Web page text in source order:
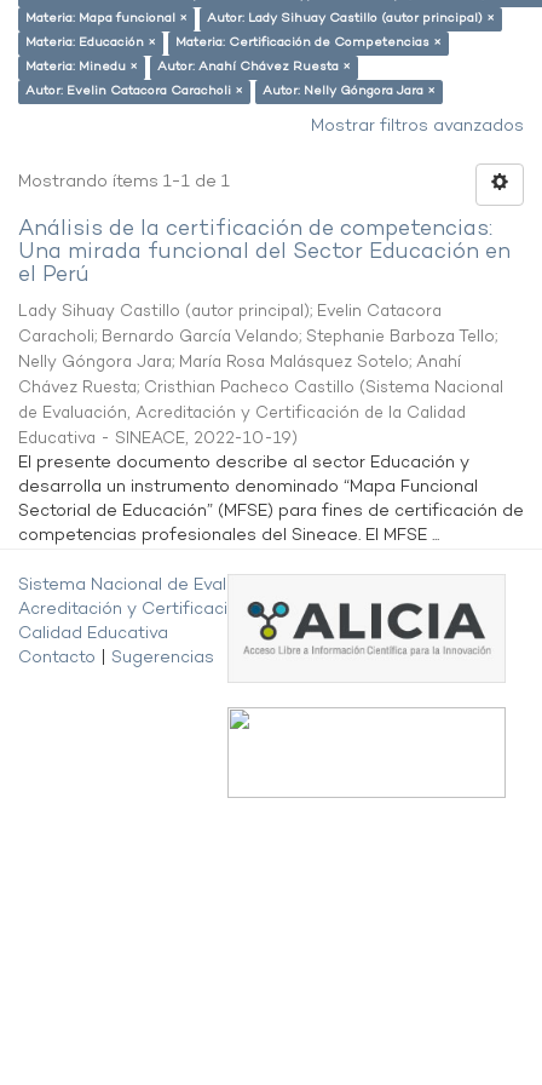
Materia: Mapa funcional ×
Autor: Lady Sihuay Castillo (autor principal) ×
Materia: Educación ×
Materia: Certificación de Competencias ×
Materia: Minedu ×
Autor: Anahí Chávez Ruesta ×
Autor: Evelin Catacora Caracholi ×
Autor: Nelly Góngora Jara ×
Mostrar filtros avanzados
Mostrando ítems 1-1 de 1
Análisis de la certificación de competencias:
Una mirada funcional del Sector Educación en
el Perú
Lady Sihuay Castillo (autor principal); Evelin Catacora
Caracholi; Bernardo García Velando; Stephanie Barboza Tello;
Nelly Góngora Jara; María Rosa Malásquez Sotelo; Anahí
Chávez Ruesta; Cristhian Pacheco Castillo (Sistema Nacional
de Evaluación, Acreditación y Certificación de la Calidad
Educativa - SINEACE, 2022-10-19)
El presente documento describe al sector Educación y
desarrolla un instrumento denominado “Mapa Funcional
Sectorial de Educación” (MFSE) para fines de certificación de
competencias profesionales del Sineace. El MFSE ...
Sistema Nacional de Evaluación,
Acreditación y Certificación de la
Calidad Educativa
Contacto
Sugerencias